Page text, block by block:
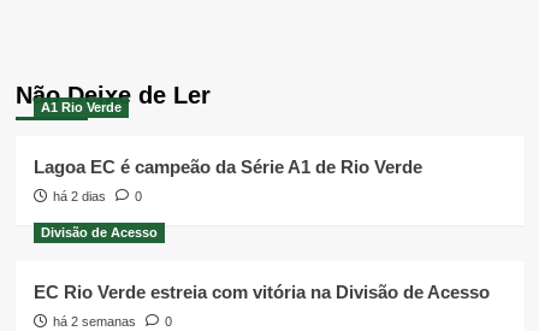
Não Deixe de Ler
A1 Rio Verde
Lagoa EC é campeão da Série A1 de Rio Verde
há 2 dias 0
Divisão de Acesso
EC Rio Verde estreia com vitória na Divisão de Acesso
há 2 semanas 0